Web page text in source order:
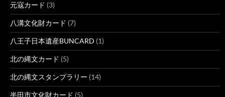
元寇カード (3)
八溝文化財カード (7)
八王子日本遺産BUNCARD (1)
北の縄文カード (5)
北の縄文スタンプラリー (14)
半田市文化財カード (5)